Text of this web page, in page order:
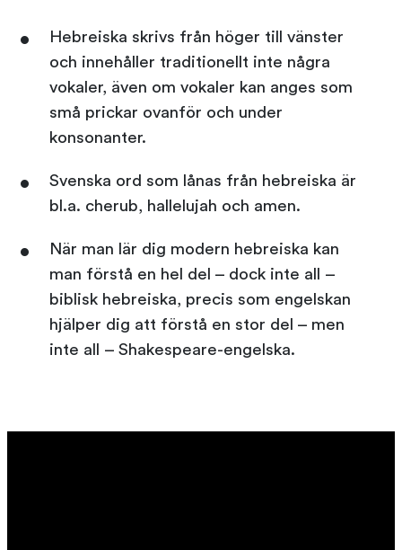
Hebreiska skrivs från höger till vänster
och innehåller traditionellt inte några
vokaler, även om vokaler kan anges som
små prickar ovanför och under
konsonanter.
Svenska ord som lånas från hebreiska är
bl.a. cherub, hallelujah och amen.
När man lär dig modern hebreiska kan
man förstå en hel del – dock inte all –
biblisk hebreiska, precis som engelskan
hjälper dig att förstå en stor del – men
inte all – Shakespeare-engelska.